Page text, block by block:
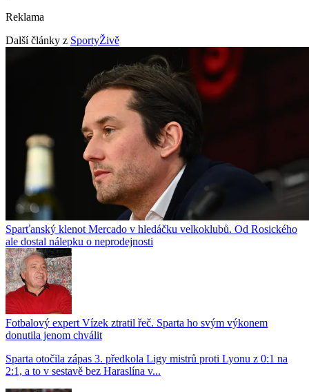
Reklama
Další články z SportyŽivě
Sparťanský klenot Mercado v hledáčku velkoklubů. Od Rosického
ale dostal nálepku o neprodejnosti
Fotbalový expert Vízek ztratil řeč. Sparta ho svým výkonem
donutila jenom chválit
Sparta otočila zápas 3. předkola Ligy mistrů proti Lyonu z 0:1 na
2:1, a to v sestavě bez Haraslína v...